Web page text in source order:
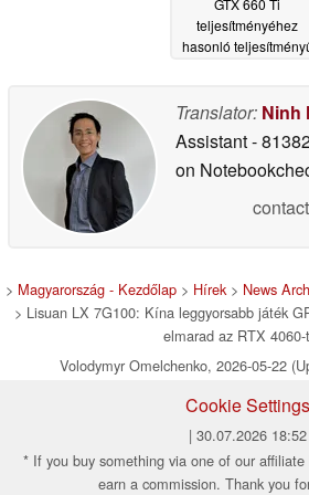
teljesítményéhez
hasonló
Translator: Ninh
Assistant-
on
> Magyarország - Kezdőlap > Hírek> News
> Lisuan LX 7G100: Kína leggyorsabb játék
elmarad az RTX 4060-
Volodymyr Omelchenko, 2026-05-22
Cookie Settings
| 30.07.2026 18:52
* If you buy something via one of our
earn a commission. Thank you